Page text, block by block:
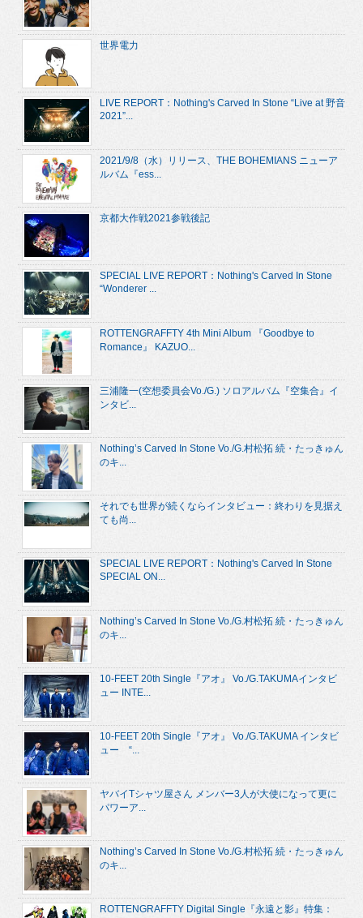
世界電力
LIVE REPORT：Nothing's Carved In Stone “Live at 野音
2021”...
2021/9/8（水）リリース、THE BOHEMIANS ニューア
ルバム『ess...
京都大作戦2021参戦後記
SPECIAL LIVE REPORT：Nothing's Carved In Stone
“Wonderer ...
ROTTENGRAFFTY 4th Mini Album 『Goodbye to
Romance』 KAZUO...
三浦隆一(空想委員会Vo./G.) ソロアルバム『空集合』イ
ンタビ...
Nothing’s Carved In Stone Vo./G.村松拓 続・たっきゅん
のキ...
それでも世界が続くならインタビュー：終わりを見据え
ても尚...
SPECIAL LIVE REPORT：Nothing's Carved In Stone
SPECIAL ON...
Nothing’s Carved In Stone Vo./G.村松拓 続・たっきゅん
のキ...
10-FEET 20th Single『アオ』 Vo./G.TAKUMAインタビ
ュー INTE...
10-FEET 20th Single『アオ』 Vo./G.TAKUMA インタビ
ュー “...
ヤバイTシャツ屋さん メンバー3人が大使になって更に
パワーア...
Nothing’s Carved In Stone Vo./G.村松拓 続・たっきゅん
のキ...
ROTTENGRAFFTY Digital Single『永遠と影』特集：